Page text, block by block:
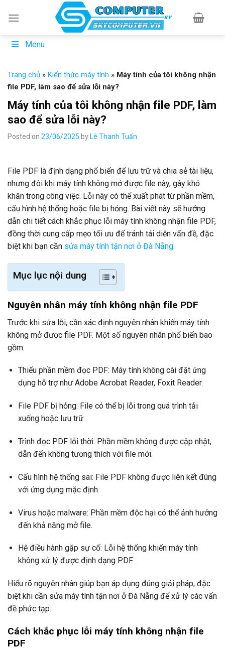
Menu
Trang chủ » Kiến thức máy tính » Máy tính của tôi không nhận
file PDF, làm sao để sửa lỗi này?
Máy tính của tôi không nhận file PDF, làm
sao để sửa lỗi này?
Posted on 23/06/2025 by Lê Thanh Tuấn
File PDF là định dạng phổ biến để lưu trữ và chia sẻ tài liệu,
nhưng đôi khi máy tính không mở được file này, gây khó
khăn trong công việc. Lỗi này có thể xuất phát từ phần mềm,
cấu hình hệ thống hoặc file bị hỏng. Bài viết này sẽ hướng
dẫn chi tiết cách khắc phục lỗi máy tính không nhận file PDF,
đồng thời cung cấp mẹo tối ưu để tránh tái diễn vấn đề, đặc
biệt khi bạn cần sửa máy tính tận nơi ở Đà Nẵng.
Mục lục nội dung
Nguyên nhân máy tính không nhận file PDF
Trước khi sửa lỗi, cần xác định nguyên nhân khiến máy tính
không mở được file PDF. Một số nguyên nhân phổ biến bao
gồm:
Thiếu phần mềm đọc PDF: Máy tính không cài đặt ứng
dụng hỗ trợ như Adobe Acrobat Reader, Foxit Reader.
File PDF bị hỏng: File có thể bị lỗi trong quá trình tải
xuống hoặc lưu trữ.
Trình đọc PDF lỗi thời: Phần mềm không được cập nhật,
dẫn đến không tương thích với file mới.
Cấu hình hệ thống sai: File PDF không được liên kết đúng
với ứng dụng mặc định.
Virus hoặc malware: Phần mềm độc hại có thể ảnh hưởng
đến khả năng mở file.
Hệ điều hành gặp sự cố: Lỗi hệ thống khiến máy tính
không xử lý được định dạng PDF.
Hiểu rõ nguyên nhân giúp bạn áp dụng đúng giải pháp, đặc
biệt khi cần sửa máy tính tận nơi ở Đà Nẵng để xử lý các vấn
đề phức tạp.
Cách khắc phục lỗi máy tính không nhận file
PDF